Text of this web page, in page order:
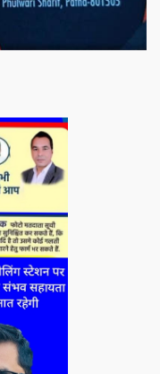
– अतिना वेलफेयर